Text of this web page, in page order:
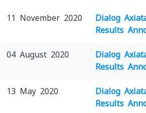
11 November 2020
Dialog
Results
04 August 2020
Dialog
Results
13 May 2020
Dialog
Results